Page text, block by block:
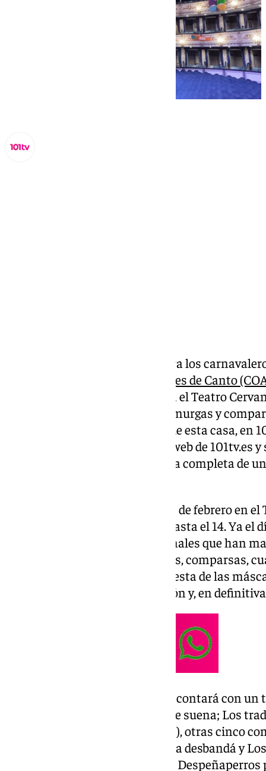
Ya llegó el día más esperado para los
Concurso Oficial de Agrupaciones de Canto
21 a partir de las 20.00 horas en el Teatro
acoger el duende y la chispa de murgas y
concurso se podrá ver a través de esta casa, en
emisiones en TDT como por la web de 101tv.es
sociales ha hecho una cobertura completa de
El concurso empezó el pasado 8 de febrero en
preliminares que se mantuvo hasta el 14. Ya el
protagonismo con unas semifinales que han
todas las actuaciones de murgas, comparsas,
infantiles y juveniles. La gran fiesta de las
tipos con gracia, la reivindicación y, en
En la gran cita de esta noche se contará con
flojo; ¡Cucha Málaga!; Tu cara me suena; Los
se vaya, pero mi padre no quiere), otras cinco
Nostradamus; Los majaretas; La desbandá y
agrupación juvenil, la de ‘Los de Despeñaperros